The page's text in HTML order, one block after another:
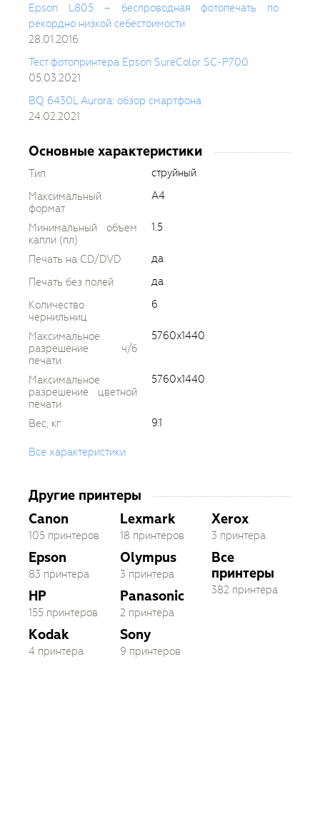
Epson L805 – беспроводная фотопечать по
рекордно низкой себестоимости
28.01.2016
Тест фотопринтера Epson SureColor SC-P700
05.03.2021
BQ 6430L Aurora: обзор смартфона
24.02.2021
Основные характеристики
Тип
струйный
Максимальный
формат
A4
Минимальный объем
капли (пл)
1.5
Печать на CD/DVD
да
Печать без полей
да
Количество
чернильниц
6
Максимальное
разрешение ч/б
печати
5760x1440
Максимальное
разрешение цветной
печати
5760x1440
Вес, кг 9.1
Все характеристики
Другие принтеры
Canon
105 принтеров
Epson
83 принтера
HP
155 принтеров
Kodak
4 принтера
Lexmark
18 принтеров
Olympus
3 принтера
Panasonic
2 принтера
Sony
9 принтеров
Xerox
3 принтера
Все
принтеры
382 принтера